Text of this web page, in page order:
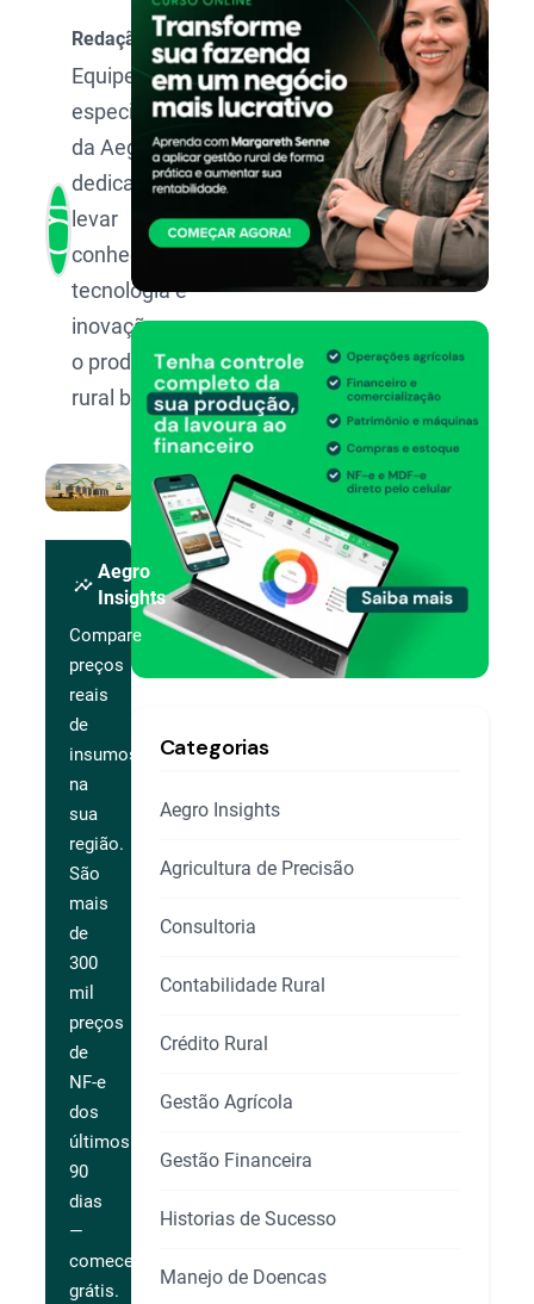
Redação Aegro
Equipe de
especialistas
da Aegro,
dedicada a
levar
conhecimento,
tecnologia e
inovação para
o produtor
rural brasileiro.
insights
Aegro
Insights
Compare
preços
reais
de
insumos
na
sua
região.
São
mais
de
300
mil
preços
de
NF-e
dos
últimos
90
dias
—
comece
grátis.
Categorias
Aegro Insights
Agricultura de Precisão
Consultoria
Contabilidade Rural
Crédito Rural
Gestão Agrícola
Gestão Financeira
Historias de Sucesso
Manejo de Doencas